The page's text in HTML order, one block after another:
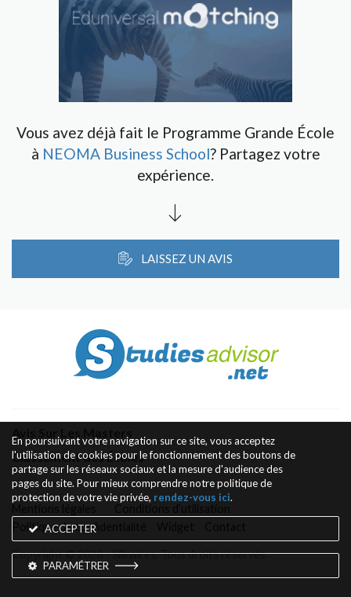
Vous avez déjà fait le Programme Grande École
à NEOMA Business School? Partagez votre
expérience.
LAISSEZ UN AVIS
Classement des Écoles
Politique de confidentialité
Copyright © 2026 - Silkwires. Tous droits réservés
En poursuivant votre navigation sur ce site, vous acceptez
l'utilisation de cookies pour le fonctionnement des boutons de
partage sur les réseaux sociaux et la mesure d'audience des
pages du site. Pour mieux comprendre notre politique de
protection de votre vie privée, rendez-vous ici.
ACCEPTER
PARAMÉTRER